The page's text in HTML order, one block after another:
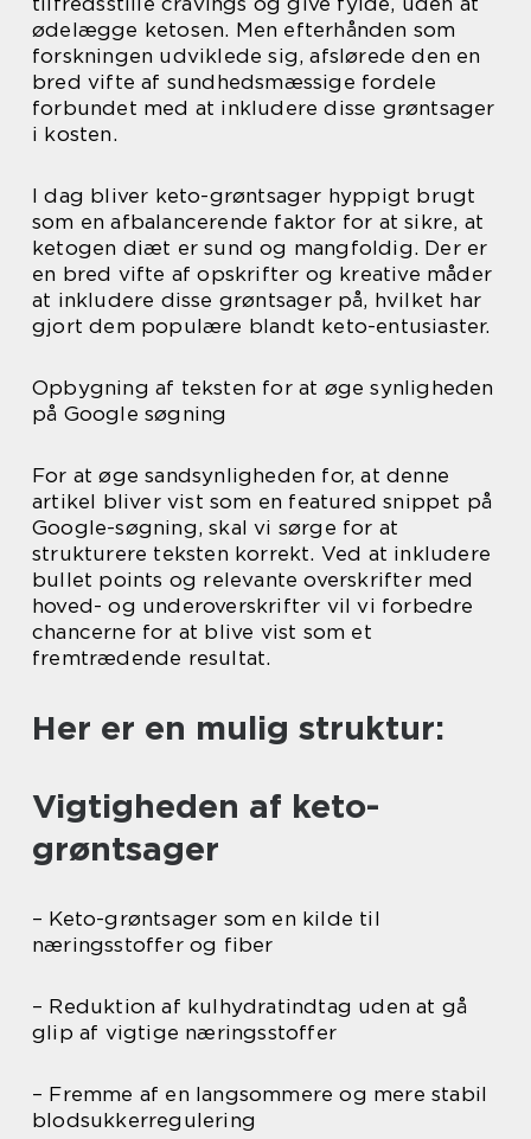
ødelægge ketosen. Men efterhånden som
forskningen udviklede sig, afslørede den en
bred vifte af sundhedsmæssige fordele
forbundet med at inkludere disse grøntsager
i kosten.
I dag bliver keto-grøntsager hyppigt brugt
som en afbalancerende faktor for at sikre, at
ketogen diæt er sund og mangfoldig. Der er
en bred vifte af opskrifter og kreative måder
at inkludere disse grøntsager på, hvilket har
gjort dem populære blandt keto-entusiaster.
Opbygning af teksten for at øge synligheden
på Google søgning
For at øge sandsynligheden for, at denne
artikel bliver vist som en featured snippet på
Google-søgning, skal vi sørge for at
strukturere teksten korrekt. Ved at inkludere
bullet points og relevante overskrifter med
hoved- og underoverskrifter vil vi forbedre
chancerne for at blive vist som et
fremtrædende resultat.
Her er en mulig struktur:
Vigtigheden af keto-
grøntsager
– Keto-grøntsager som en kilde til
næringsstoffer og fiber
– Reduktion af kulhydratindtag uden at gå
glip af vigtige næringsstoffer
– Fremme af en langsommere og mere stabil
blodsukkerregulering